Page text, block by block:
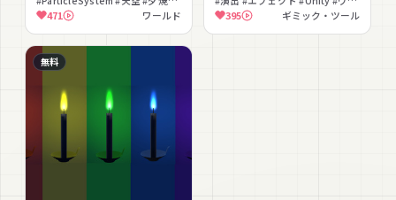
#幻想的 #ワールド背景 #撮影向
471 ワールド
ルド素材 #cluster
395 ギミック・ツール
無料